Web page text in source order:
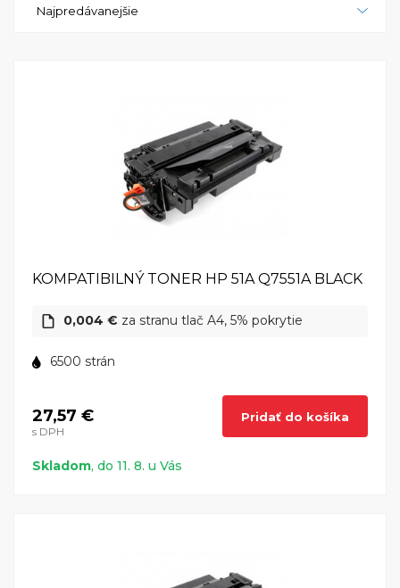
skvelou voľbou. S jej vysokou rýchlosťou,
výkonný tlačiareň, ktorá vám pomôže dosiahnuť
vynikajúce výsledky.
Najpredávanejšie
KOMPATIBILNÝ TONER HP 51A Q7551A BLACK
0,004 € za stranu tlač A4, 5% pokrytie
6500 strán
27,57 €
s DPH
Pridať do košíka
Skladom, do 11. 8. u Vás